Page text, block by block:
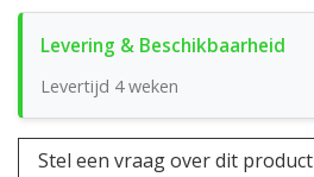
Levertijd 4 weken
Stel een vraag over dit product